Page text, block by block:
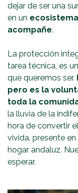
dejar de ser una
en un
acompañe.
La protección
tarea técnica, es
que queremos ser.
pero es la
toda la
la lluvia de la
hora de convertir
vivida, presente
hogar andaluz.
esperar.